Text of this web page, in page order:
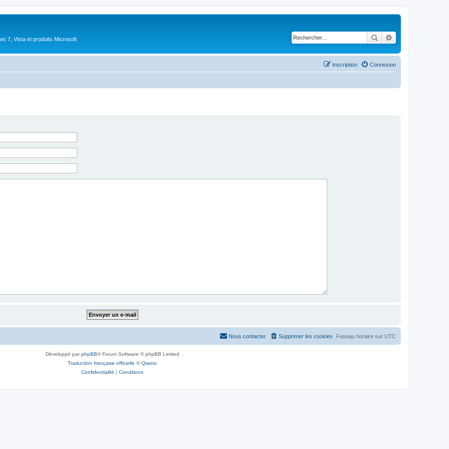
7, Vista et produits Microsoft Rechercher
Connexion
Inscription
Fuseau horaire sur UTC
Supprimer les cookies
Nous contacter
Développé parphpBB® Forum Software © phpBB Limited
Traduction française officielle ©Qiaeru
Confidentialité | Conditions